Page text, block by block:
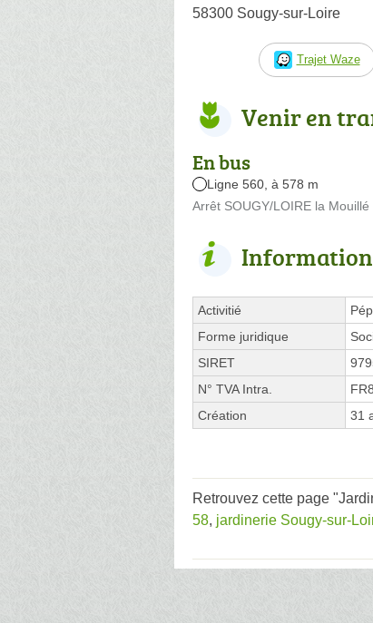
58300 Sougy-sur-Loire
Trajet Waze
Venir en
En bus
Ligne 560, à 578 m
Arrêt SOUGY/LOIRE la
Activitié
Forme juridique
SIRET
N° TVA Intra.
Création
31
Retrouvez cette page
58, jardinerie Sougy-sur-